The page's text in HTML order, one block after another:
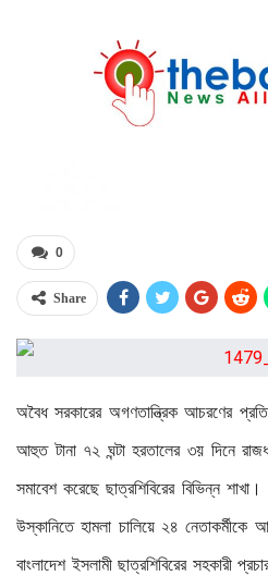
0
Share
অবৈধ সরকারের অগণতান্ত্রিক আচরণের
আহুত টানা ৭২ ঘন্টা হরতালের ৩য় দিনে
সমাবেশ করেছে ছাত্রশিবিরের বিভিন্ন
উস্কানিতে হামলা চালিয়ে ২৪
বাংলাদেশ ইসলামী ছাত্রশিবিরের সহকারী